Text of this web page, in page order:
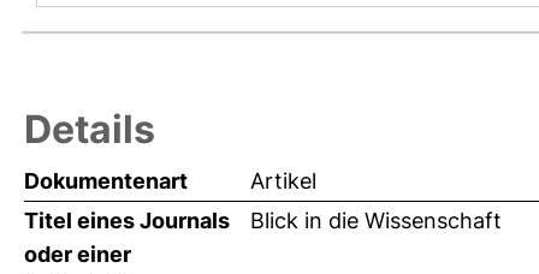
Details
Dokumentenart
Artikel
Titel eines Journals
oder einer
Blick in die Wissenschaft